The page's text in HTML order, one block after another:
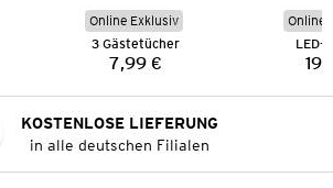
Online Exklusiv
3 Gästetücher
Preis:
7,99 €
Online
LED-
KOSTENLOSE LIEFERUNG
in alle deutschen Filialen